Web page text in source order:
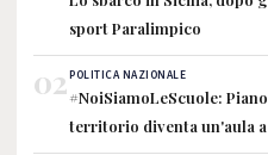
sport Paralimpico
02POLITICA NAZIONALE
#NoiSiamoLeScuole:
territorio diventa un'aula